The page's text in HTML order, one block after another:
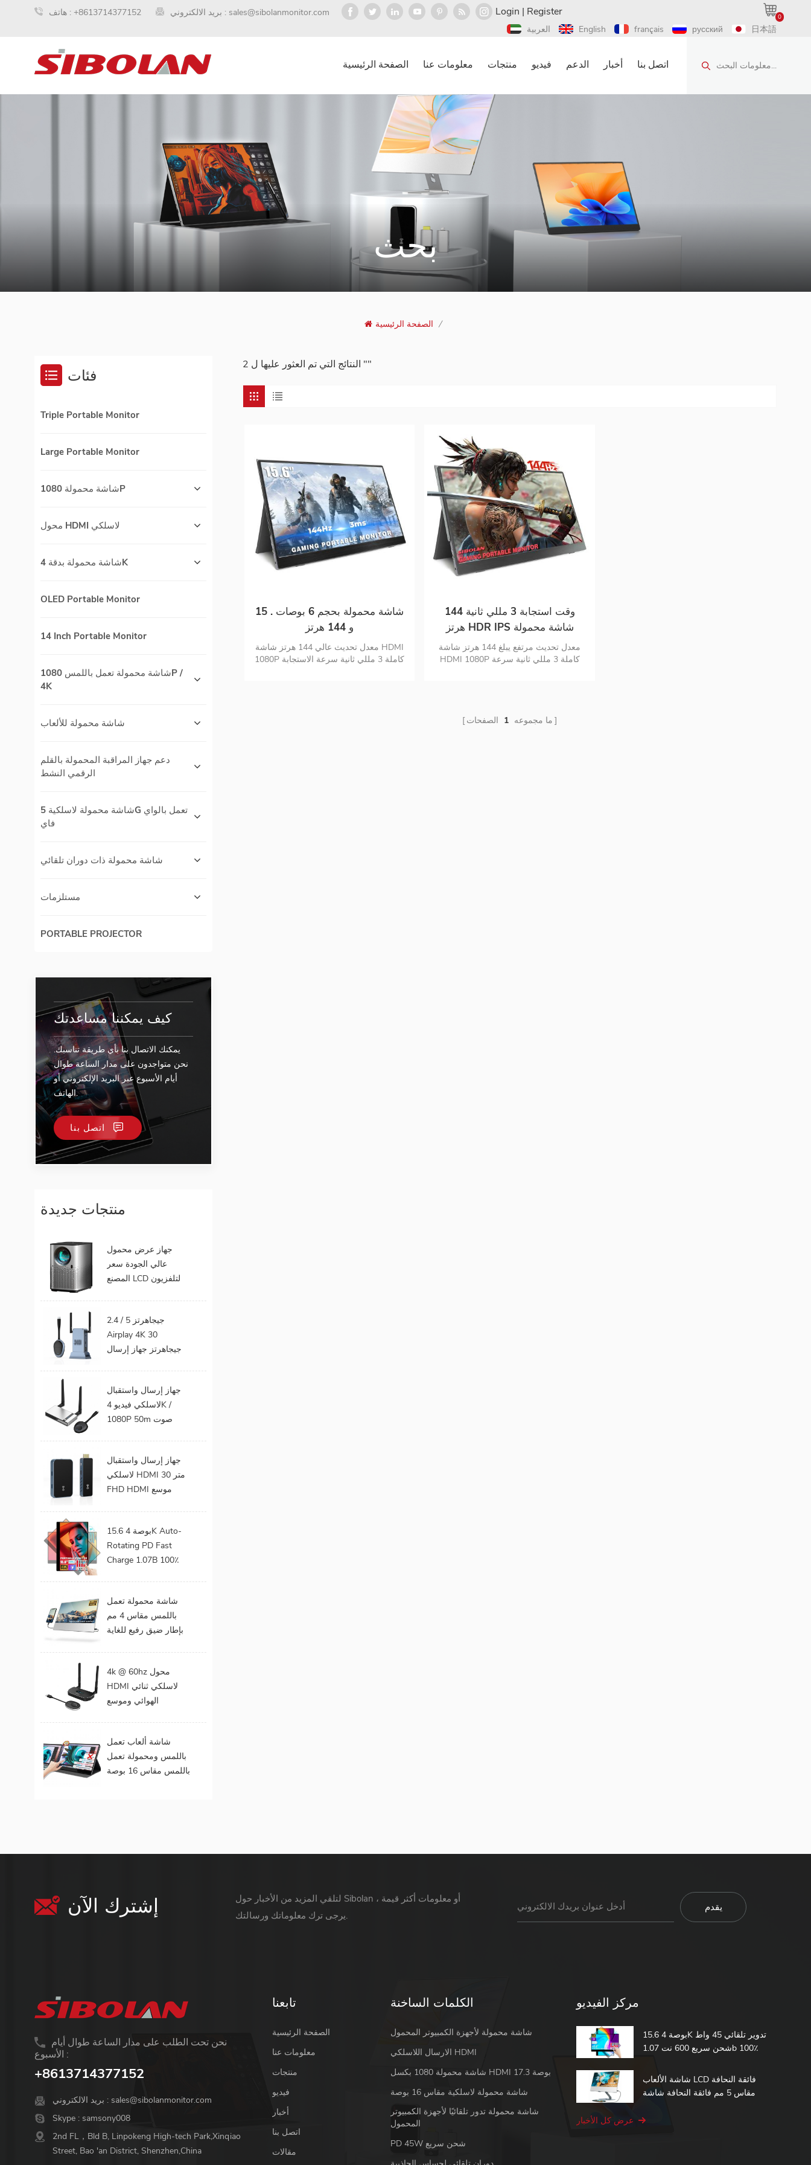
هاتف : +8613714377152 بريد الالكتروني : sales@sibolanmonitor.com 0
Login | Register
العربية English français русский 日本語
معلومات البحث... الصفحة الرئيسية معلومات عنا منتجات فيديو الدعم أخبار اتصل بنا
بحث
الصفحة الرئيسية /
2 النتائج التي تم العثور عليها ل ""
15 . شاشة محمولة بحجم 6 بوصات
و 144 هرتز
معدل تحديث عالي 144 هرتز شاشة HDMI
1080P كاملة 3 مللي ثانية سرعة الاستجابة
وقت استجابة 3 مللي ثانية 144
هرتز HDR IPS شاشة محمولة
للألعاب
معدل تحديث مرتفع يبلغ 144 هرتز شاشة
HDMI 1080P كاملة 3 مللي ثانية سرعة
ما مجموعه 1 الصفحات
فئات
Triple Portable Monitor
Large Portable Monitor
شاشة محمولة 1080P
محول HDMI لاسلكي
شاشة محمولة بدقة 4K
OLED Portable Monitor
14 Inch Portable Monitor
شاشة محمولة تعمل باللمس 1080P /
4K
شاشة محمولة للألعاب
دعم جهاز المراقبة المحمولة بالقلم
الرقمي النشط
شاشة محمولة لاسلكية 5G تعمل بالواي
فاي
شاشة محمولة ذات دوران تلقائي
مستلزمات
PORTABLE PROJECTOR
كيف يمكننا مساعدتك
يمكنك الاتصال بنا بأي طريقة تناسبك.
نحن متواجدون على مدار الساعة طوال
أيام الأسبوع عبر البريد الإلكتروني أو
الهاتف.
اتصل بنا
منتجات جديدة
جهاز عرض محمول
عالي الجودة سعر
المصنع LCD لتلفزيون
جيجابايت 32 جيجابايت
واي فاي المسرح
المنزلي
2.4 / 5 جيجاهرتز
Airplay 4K 30
جيجاهرتز جهاز إرسال
جهاز إرسال واستقبال
HDMI لاسلكي
جهاز إرسال واستقبال
لاسلكي فيديو 4K /
1080P 50m صوت
جهاز إرسال واستقبال
لاسلكي HDMI 30 متر
FHD HDMI موسع
بروجيكتور للألعاب 0
كمون
15.6 بوصة 4K Auto-
Rotating PD Fast
Charge 1.07B 100٪
Portable Monitor
لأجهزة الكمبيوتر
المحمول
شاشة محمولة تعمل
باللمس مقاس 4 مم
بإطار ضيق رفيع للغاية
بكسل
4k @ 60hz محول
HDMI لاسلكي ثنائي
الهوائي وموسع
شاشة ألعاب تعمل
باللمس ومحمولة تعمل
باللمس مقاس 16 بوصة
إشترك الآن
لتلقي المزيد من الأخبار حول Sibolan أو معلومات أكثر قيمة ،
يرجى ترك معلوماتك ورسالتك.
نحن تحت الطلب على مدار الساعة طوال أيام
الأسبوع :
+8613714377152
بريد الالكتروني : sales@sibolanmonitor.com
Skype : samsony008
2nd FL，Bld B, Linpokeng High-tech Park,Xinqiao
Street, Bao 'an District, Shenzhen,China
تابعنا
الصفحة الرئيسية
معلومات عنا
منتجات
فيديو
أخبار
اتصل بنا
مقالات
الكلمات الساخنة
شاشة محمولة لأجهزة الكمبيوتر المحمول
الارسال اللاسلكي HDMI
شاشة محمولة 1080 بكسل HDMI 17.3 بوصة
شاشة محمولة لاسلكية مقاس 16 بوصة
شاشة محمولة تدور تلقائيًا لأجهزة الكمبيوتر
المحمول
PD 45W شحن سريع
مركز الفيديو
15.6 بوصة 4K تدوير تلقائي 45 واط
شحن سريع 600 نت 1.07b 100٪
باللمس شاشة محمولة
شاشة الألعاب LCD فائقة النحافة
مقاس 5 مم فائقة النحافة شاشة
باللمس المحمولة
عرض كل الأخبار